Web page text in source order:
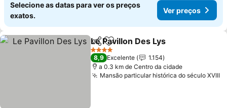
Selecione as datas para ver os preços
exatos.
Ver preços
PartilharAdicionar aos favoritos
Le Pavillon Des Lys
4 Estrelas
8,9 Excelente
1.154
a 0.3 km de Centro da cidade
Mansão particular histórica do século XVIII